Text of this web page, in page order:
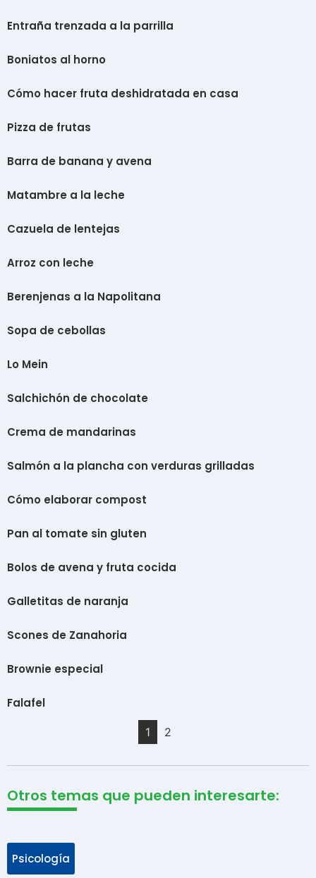
Entraña trenzada a la parrilla
Boniatos al horno
Cómo hacer fruta deshidratada en casa
Pizza de frutas
Barra de banana y avena
Matambre a la leche
Cazuela de lentejas
Arroz con leche
Berenjenas a la Napolitana
Sopa de cebollas
Lo Mein
Salchichón de chocolate
Crema de mandarinas
Salmón a la plancha con verduras grilladas
Cómo elaborar compost
Pan al tomate sin gluten
Bolos de avena y fruta cocida
Galletitas de naranja
Scones de Zanahoria
Brownie especial
Falafel
1 2
Otros temas que pueden interesarte:
Psicología